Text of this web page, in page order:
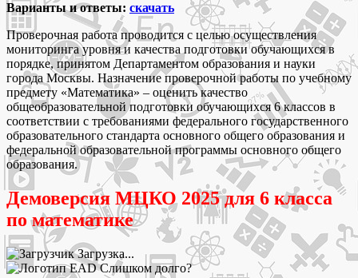
Варианты и ответы: скачать
Проверочная работа проводится с целью осуществления
мониторинга уровня и качества подготовки обучающихся в
порядке, принятом Департаментом образования и науки
города Москвы. Назначение проверочной работы по учебному
предмету «Математика» – оценить качество
общеобразовательной подготовки обучающихся 6 классов в
соответствии с требованиями федерального государственного
образовательного стандарта основного общего образования и
федеральной образовательной программы основного общего
образования.
Демоверсия МЦКО 2025 для 6 класса
по математике
Загрузка...
Слишком долго?